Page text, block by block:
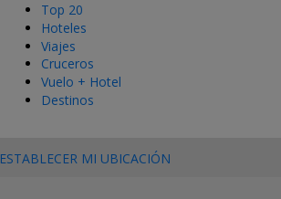
Top 20
Hoteles
Viajes
Cruceros
Vuelo + Hotel
Destinos
ESTABLECER MI UBICACIÓN